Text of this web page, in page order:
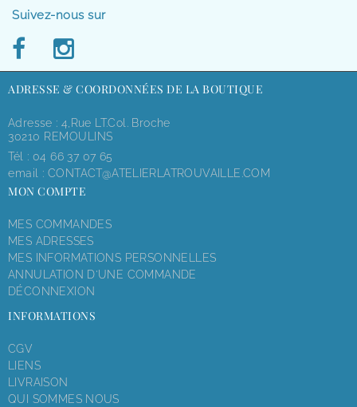
Suivez-nous sur
ADRESSE & COORDONNÉES DE LA BOUTIQUE
Adresse : 4,rue LT.Col. Broche
30210 REMOULINS
Tél : 04 66 37 07 65
email : CONTACT@ATELIERLATROUVAILLE.COM
MON COMPTE
MES COMMANDES
MES ADRESSES
MES INFORMATIONS PERSONNELLES
ANNULATION D'UNE COMMANDE
DÉCONNEXION
INFORMATIONS
CGV
LIENS
LIVRAISON
QUI SOMMES NOUS